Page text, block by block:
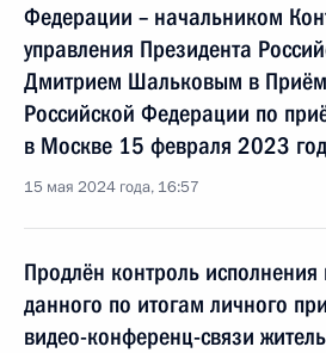
Федерации – начальником
управления Президента
Дмитрием Шальковым в
Российской Федерации по
в Москве 15 февраля 2023
15 мая 2024 года, 16:57
Продлён контроль исполнения
данного по итогам личного
видео-конференц-связи